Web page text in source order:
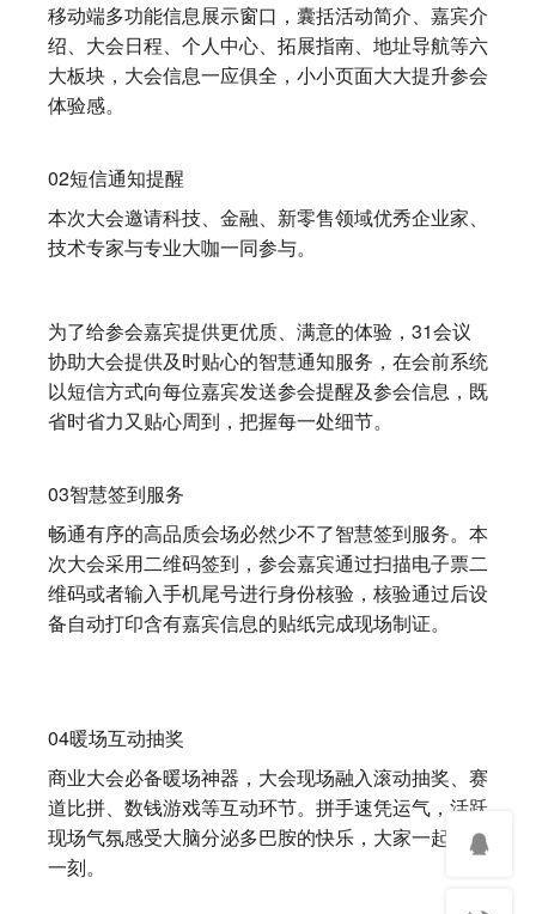
移动端多功能信息展示窗口，囊括活动简介、嘉宾介
绍、大会日程、个人中心、拓展指南、地址导航等六
大板块，大会信息一应俱全，小小页面大大提升参会
体验感。
02短信通知提醒
本次大会邀请科技、金融、新零售领域优秀企业家、
技术专家与专业大咖一同参与。
为了给参会嘉宾提供更优质、满意的体验，31会议
协助大会提供及时贴心的智慧通知服务，在会前系统
以短信方式向每位嘉宾发送参会提醒及参会信息，既
省时省力又贴心周到，把握每一处细节。
03智慧签到服务
畅通有序的高品质会场必然少不了智慧签到服务。本
次大会采用二维码签到，参会嘉宾通过扫描电子票二
维码或者输入手机尾号进行身份核验，核验通过后设
备自动打印含有嘉宾信息的贴纸完成现场制证。
04暖场互动抽奖
商业大会必备暖场神器，大会现场融入滚动抽奖、赛
道比拼、数钱游戏等互动环节。拼手速凭运气，活跃
现场气氛感受大脑分泌多巴胺的快乐，大家一起轻松
一刻。